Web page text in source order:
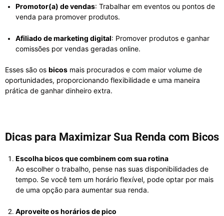
Promotor(a) de vendas: Trabalhar em eventos ou pontos de
venda para promover produtos.
Afiliado de marketing digital: Promover produtos e ganhar
comissões por vendas geradas online.
Esses são os bicos mais procurados e com maior volume de
oportunidades, proporcionando flexibilidade e uma maneira
prática de ganhar dinheiro extra.
Dicas para Maximizar Sua Renda com Bicos
Escolha bicos que combinem com sua rotina
Ao escolher o trabalho, pense nas suas disponibilidades de
tempo. Se você tem um horário flexível, pode optar por mais
de uma opção para aumentar sua renda.
Aproveite os horários de pico